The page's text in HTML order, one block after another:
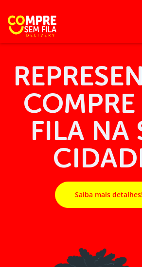
COMPRE
FILA NA
Saiba mais detalhes!